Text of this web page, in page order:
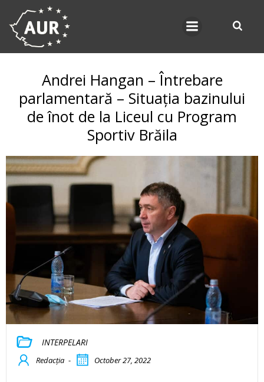
Andrei Hangan – Întrebare
parlamentară – Situația bazinului
de înot de la Liceul cu Program
Sportiv Brăila
INTERPELARI
Redacția - October 27, 2022